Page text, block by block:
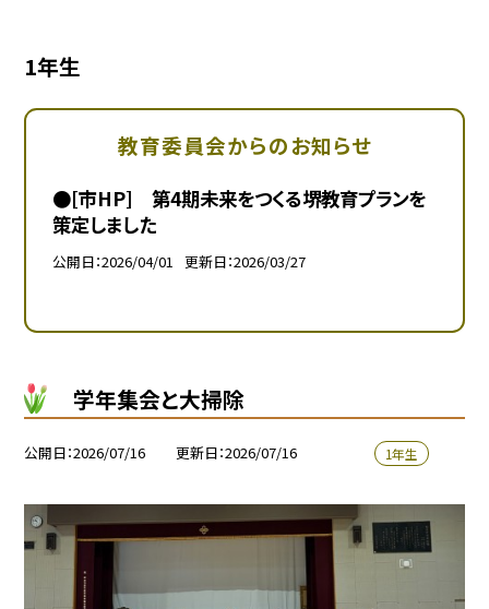
1年生
教育委員会からのお知らせ
●[市HP] 第4期未来をつくる堺教育プランを
策定しました
公開日 2026/04/01 更新日 2026/03/27
学年集会と大掃除
公開日 2026/07/16 更新日 2026/07/16 1年生